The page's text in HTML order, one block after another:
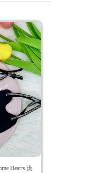
Hearts 流